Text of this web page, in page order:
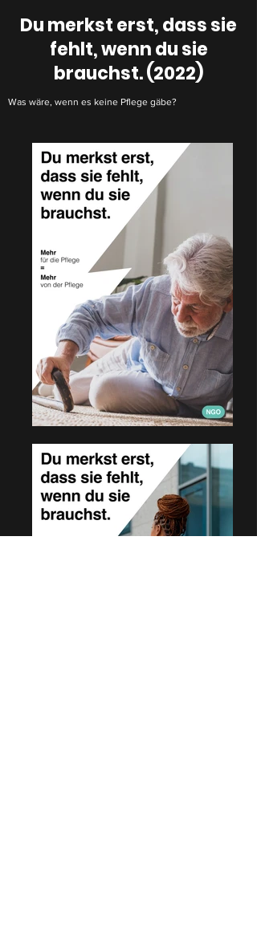
Du merkst erst, dass sie
fehlt, wenn du sie
brauchst. (2022)
Was wäre, wenn es keine Pflege gäbe?